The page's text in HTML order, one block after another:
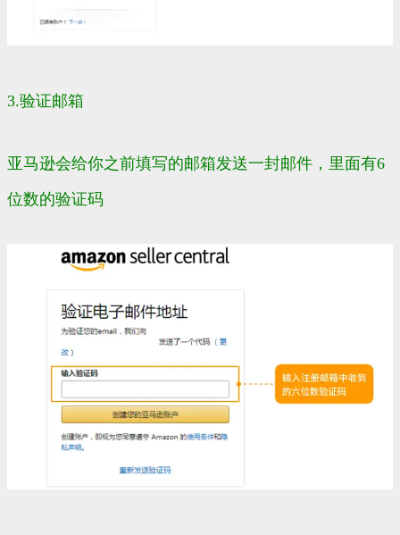
3.验证邮箱
亚马逊会给你之前填写的邮箱发送一封邮件，里面有6
位数的验证码